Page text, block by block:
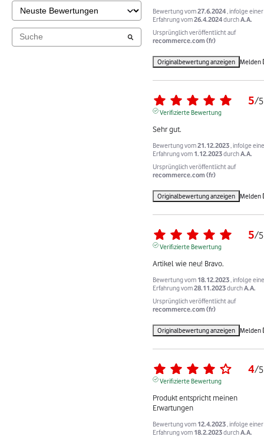
Bewertung vom27.6.2024 , infolge einer
Erfahrung vom26.4.2024durchA.A.
Ursprünglich veröffentlicht auf
recommerce.com (fr)
Originalbewertung anzeigen Melden
5/5
Verifizierte Bewertung
Sehr gut.
Bewertung vom21.12.2023 , infolge
Erfahrung vom 1.12.2023durchA.A.
Ursprünglich veröffentlicht auf
recommerce.com (fr)
Originalbewertung anzeigen Melden
5/5
Verifizierte Bewertung
Artikel wie neu! Bravo.
Bewertung vom 18.12.2023 , infolge
Erfahrung vom28.11.2023durchA.A.
Ursprünglich veröffentlicht auf
recommerce.com (fr)
Originalbewertung anzeigen Melden
4/5
Verifizierte Bewertung
Produkt entspricht meinen
Erwartungen
Bewertung vom 12.4.2023 , infolge einer
Erfahrung vom 18.2.2023durchA.A.